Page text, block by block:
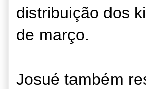
distribuição dos
de março.
Josué também